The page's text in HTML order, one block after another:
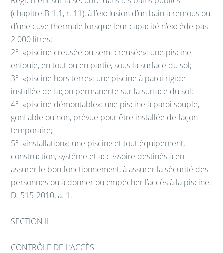
(chapitre B-1.1, r. 11), à l’exclusion d’un bain à remous ou
d’une cuve thermale lorsque leur capacité n’excède pas
2 000 litres;
2° «piscine creusée ou semi-creusée»: une piscine
enfouie, en tout ou en partie, sous la surface du sol;
3° «piscine hors terre»: une piscine à paroi rigide
installée de façon permanente sur la surface du sol;
4° «piscine démontable»: une piscine à paroi souple,
gonflable ou non, prévue pour être installée de façon
temporaire;
5° «installation»: une piscine et tout équipement,
construction, système et accessoire destinés à en
assurer le bon fonctionnement, à assurer la sécurité des
personnes ou à donner ou empêcher l’accès à la piscine.
D. 515-2010, a. 1.
SECTION II
CONTRÔLE DE L’ACCÈS